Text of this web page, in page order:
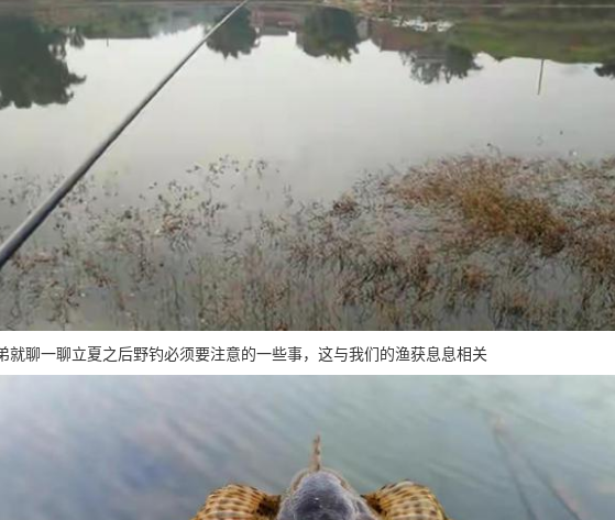
就聊一聊立夏之后野钓必须要注意的一些事，这与我们的渔获息息相关